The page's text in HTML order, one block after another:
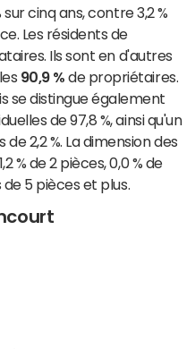
cinq ans, contre 3,2 %
Les résidents de
Ils sont en d'autres
90,9 % de propriétaires.
se distingue également
de 97,8 %, ainsi qu'un
2,2 %. La dimension des
% de 2 pièces, 0,0 % de
de 5 pièces et plus.